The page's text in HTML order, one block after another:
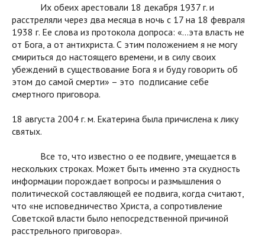
Их обеих арестовали 18 декабря 1937 г. и
расстреляли через два месяца в ночь с 17 на 18 февраля
1938 г. Ее слова из протокола допроса: «…эта власть не
от Бога, а от антихриста. С этим положением я не могу
смириться до настоящего времени, и в силу своих
убеждений в существование Бога я и буду говорить об
этом до самой смерти» – это подписание себе
смертного приговора.
18 августа 2004 г. м. Екатерина была причислена к лику
святых.
Все то, что известно о ее подвиге, умещается в
нескольких строках. Может быть именно эта скудность
информации порождает вопросы и размышления о
политической составляющей ее подвига, когда считают,
что «не исповедничество Христа, а сопротивление
Советской власти было непосредственной причиной
расстрельного приговора».